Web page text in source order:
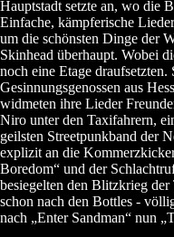
Hauptstadt setzte an, wo die
Einfache, kämpferische
um die schönsten Dinge der
Skinhead überhaupt. Wobei
noch eine Etage
Gesinnungsgenossen aus
widmeten ihre Lieder
Niro unter den Taxifahrern,
geilsten Streetpunkband der
explizit an die
Boredom“ und der
besiegelten den Blitzkrieg
schon nach den Bottles -
nach „Enter Sandman“ nun